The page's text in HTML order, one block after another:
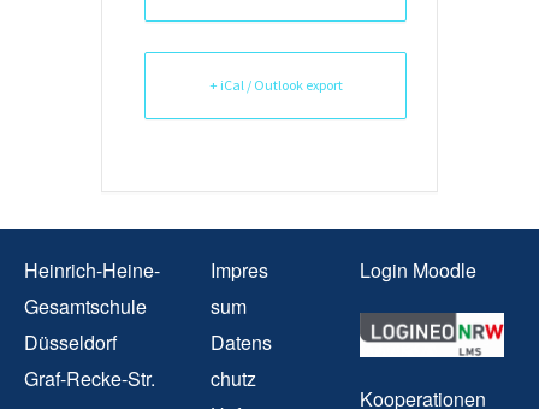
+ iCal / Outlook export
Heinrich-Heine-
Gesamtschule
Düsseldorf
Graf-Recke-Str.
Impres
sum
Datens
chutz
Login Moodle
Kooperationen